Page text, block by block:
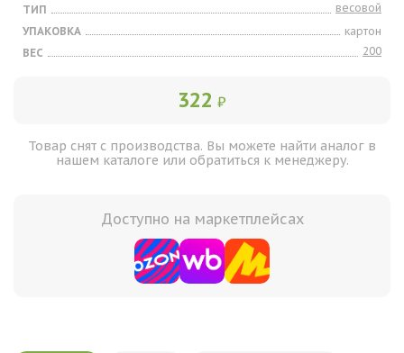
ТИП
весовой
УПАКОВКА
картон
ВЕС
200
322 ₽
Товар снят с производства. Вы можете найти аналог в
нашем каталоге или обратиться к менеджеру.
Доступно на маркетплейсах